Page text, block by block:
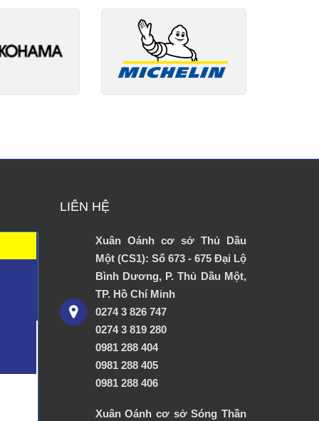
LIÊN HỆ
Xuân Oánh cơ sở Thủ Dầu
Một (CS1): Số 673 - 675 Đại Lộ
Bình Dương, P. Thủ Dầu Một,
TP. Hồ Chí Minh
0274 3 826 747
0274 3 819 280
0981 288 404
0981 288 405
0981 288 406
Xuân Oánh cơ sở Sóng Thần